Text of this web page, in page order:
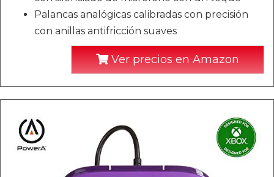
Palancas analógicas calibradas con precisión
con anillas antifricción suaves
Ver precios en Amazon